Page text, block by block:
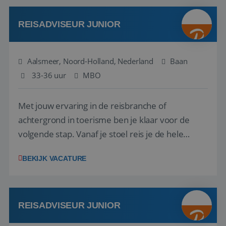
werken: of het nu gaat om vragen ...
REISADVISEUR JUNIOR
Aalsmeer, Noord-Holland, Nederland
Baan
33-36 uur
MBO
Met jouw ervaring in de reisbranche of
achtergrond in toerisme ben je klaar voor de
volgende stap. Vanaf je stoel reis je de hele
wensen van je team, je klant en wat er in de
klanten te overtuigen om die droomreis te
boeken! ...
BEKIJK VACATURE
REISADVISEUR JUNIOR